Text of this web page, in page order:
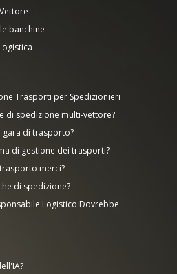
banchine
Trasporti per Spedizionieri
di spedizione multi-vettore?
gara di trasporto?
di gestione dei trasporti?
merci?
di spedizione?
Logistico Dovrebbe